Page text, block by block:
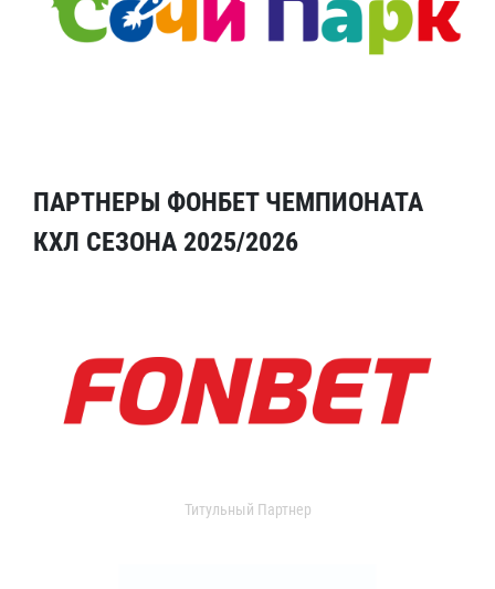
ПАРТНЕРЫ ФОНБЕТ ЧЕМПИОНАТА
КХЛ СЕЗОНА 2025/2026
Титульный Партнер